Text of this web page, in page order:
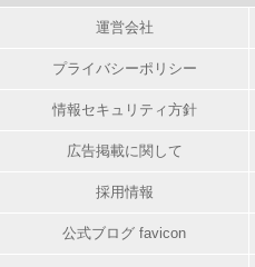
運営会社
プライバシーポリシー
情報セキュリティ方針
広告掲載に関して
採用情報
公式ブログ favicon